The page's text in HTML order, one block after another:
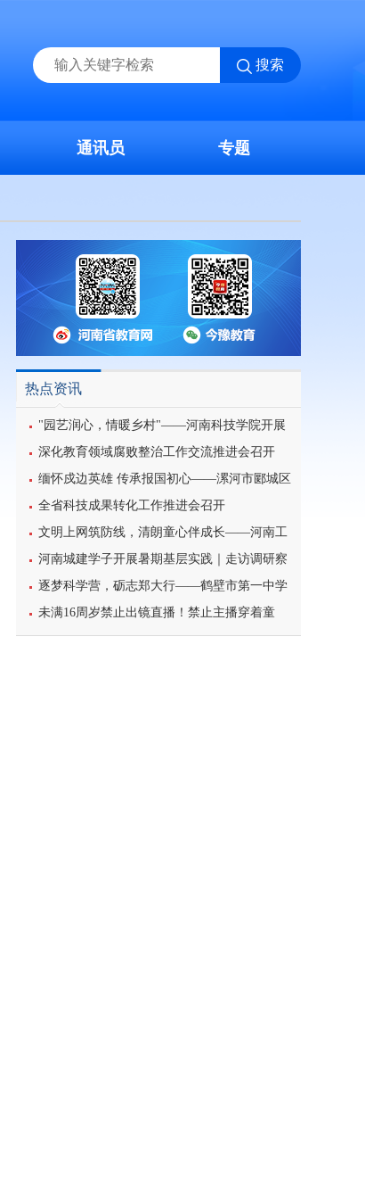
搜索
通讯员 专题
热点资讯
"园艺润心，情暖乡村"——河南科技学院开展
暑期三下乡心理健康宣讲活动
深化教育领域腐败整治工作交流推进会召开
缅怀戍边英雄 传承报国初心——漯河市郾城区
东街小学开展八一建军节主题特色教育活动
全省科技成果转化工作推进会召开
文明上网筑防线，清朗童心伴成长——河南工
业大学北斗星筑梦志愿服务团队开展科普主题实
践课堂
河南城建学子开展暑期基层实践｜走访调研察
民情，反诈宣传护平安
逐梦科学营，砺志郑大行——鹤壁市第一中学
学子参加2026年郑州大学高校科学营研学之旅纪
实
未满16周岁禁止出镜直播！禁止主播穿着童
装、校服等模仿未成年人直播